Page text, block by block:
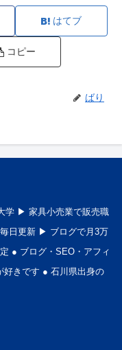
はてブ
コピー
ばり
学 ▶︎ 家具小売業で販売職
日更新 ▶︎ ブログで月3万
● ブログ・SEO・アフィ
好きです ● 石川県出身の